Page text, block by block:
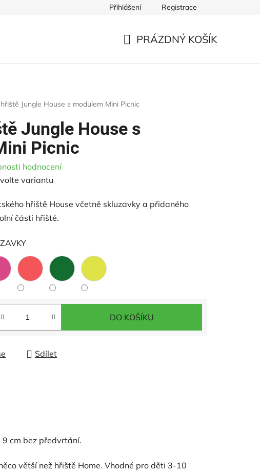
Řezivo pro dětská hřiště Ke stažení
Přihlášení Registrace
PRÁZDNÝ KOŠÍK
Jungle House s modulem Mini Picnic
Jungle House s
Picnic
hodnocení
variantu
hřiště House včetně skluzavky a přidaného
části hřiště.
DO KOŠÍKU
Sdílet
cm bez předvrtání.
větší než hřiště Home. Vhodné pro děti 3-10